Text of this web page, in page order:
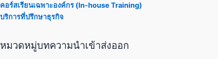
คอร์สเรียนเฉพาะองค์กร (In-house Training)
บริการที่ปรึกษาธุรกิจ
หมวดหมู่บทความนำเข้าส่งออก